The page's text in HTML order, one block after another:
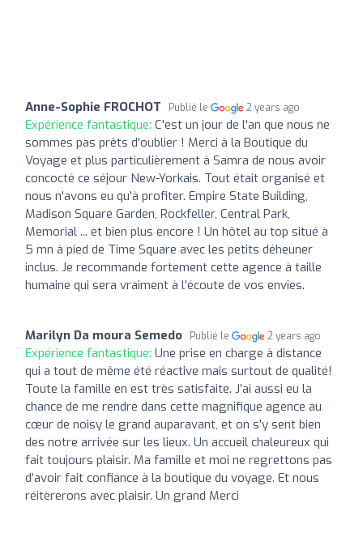
Anne-Sophie FROCHOT Publié le 2 years ago
Expérience fantastique: C'est un jour de l'an que nous ne
sommes pas prêts d'oublier ! Merci à la Boutique du
Voyage et plus particulièrement à Samra de nous avoir
concocté ce séjour New-Yorkais. Tout était organisé et
nous n'avons eu qu'à profiter. Empire State Building,
Madison Square Garden, Rockfeller, Central Park,
Memorial ... et bien plus encore ! Un hôtel au top situé à
5 mn à pied de Time Square avec les petits déheuner
inclus. Je recommande fortement cette agence à taille
humaine qui sera vraiment à l'écoute de vos envies.
Marilyn Da moura Semedo Publié le 2 years ago
Expérience fantastique: Une prise en charge à distance
qui a tout de même été réactive mais surtout de qualité!
Toute la famille en est très satisfaite. J’ai aussi eu la
chance de me rendre dans cette magnifique agence au
cœur de noisy le grand auparavant, et on s’y sent bien
des notre arrivée sur les lieux. Un accueil chaleureux qui
fait toujours plaisir. Ma famille et moi ne regrettons pas
d’avoir fait confiance à la boutique du voyage. Et nous
réitèrerons avec plaisir. Un grand Merci